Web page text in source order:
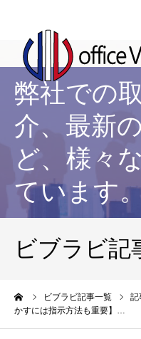
弊社での
介、最新
ど、様々
ています。
ビブラビ記
ビブラビ記事一覧 記
かすには指示方法も重要】…